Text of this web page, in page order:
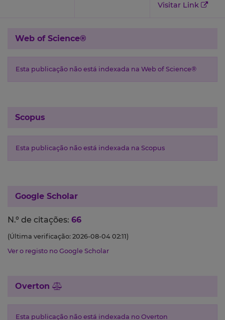
Visitar Link
Web of Science®
Esta publicação não está indexada na Web of Science®
Scopus
Esta publicação não está indexada na Scopus
Google Scholar
N.º de citações: 66
(Última verificação: 2026-08-04 02:11)
Ver o registo no Google Scholar
Overton
Esta publicação não está indexada no Overton